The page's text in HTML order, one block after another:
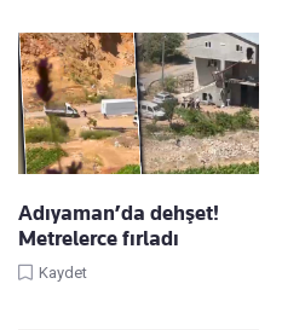
Adıyaman’da dehşet!
Metrelerce fırladı
Kaydet